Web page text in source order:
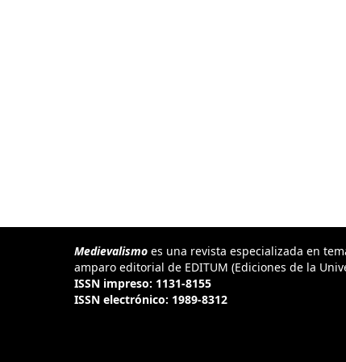
Medievalismo es una revista especializada en
amparo editorial de EDITUM (Ediciones de la
ISSN impreso: 1131-8155
ISSN electrónico: 1989-8312